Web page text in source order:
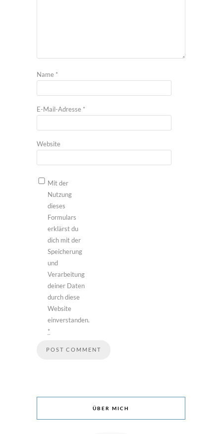
Name *
E-Mail-Adresse *
Website
Mit der
Nutzung
dieses
Formulars
erklärst du
dich mit der
Speicherung
und
Verarbeitung
deiner Daten
durch diese
Website
einverstanden.
*
ÜBER MICH